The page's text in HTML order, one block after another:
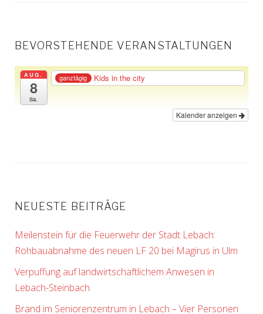
BEVORSTEHENDE VERANSTALTUNGEN
AUG.
8
Sa.
ganztägig Kids in the city
Kalender anzeigen
NEUESTE BEITRÄGE
Meilenstein für die Feuerwehr der Stadt Lebach:
Rohbauabnahme des neuen LF 20 bei Magirus in Ulm
Verpuffung auf landwirtschaftlichem Anwesen in
Lebach-Steinbach
Brand im Seniorenzentrum in Lebach – Vier Personen